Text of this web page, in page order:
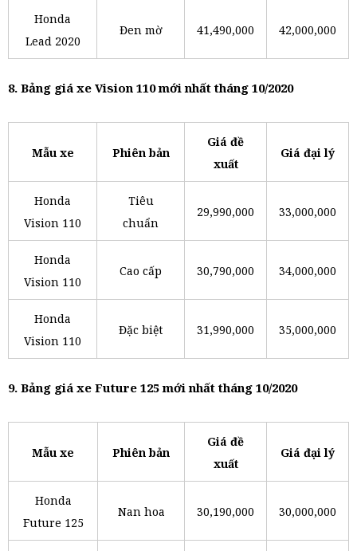
Honda
Lead 2020
Đen mờ 41,490,000 42,000,000
8. Bảng giá xe Vision 110 mới nhất tháng 10/2020
Mẫu xe Phiên bản
Giá đề
xuất
Giá đại lý
Honda
Vision 110
Tiêu
chuẩn
29,990,000 33,000,000
Honda
Vision 110
Cao cấp 30,790,000 34,000,000
Honda
Vision 110
Đặc biệt 31,990,000 35,000,000
9. Bảng giá xe Future 125 mới nhất tháng 10/2020
Mẫu xe Phiên bản
Giá đề
xuất
Giá đại lý
Honda
Future 125
Nan hoa 30,190,000 30,000,000